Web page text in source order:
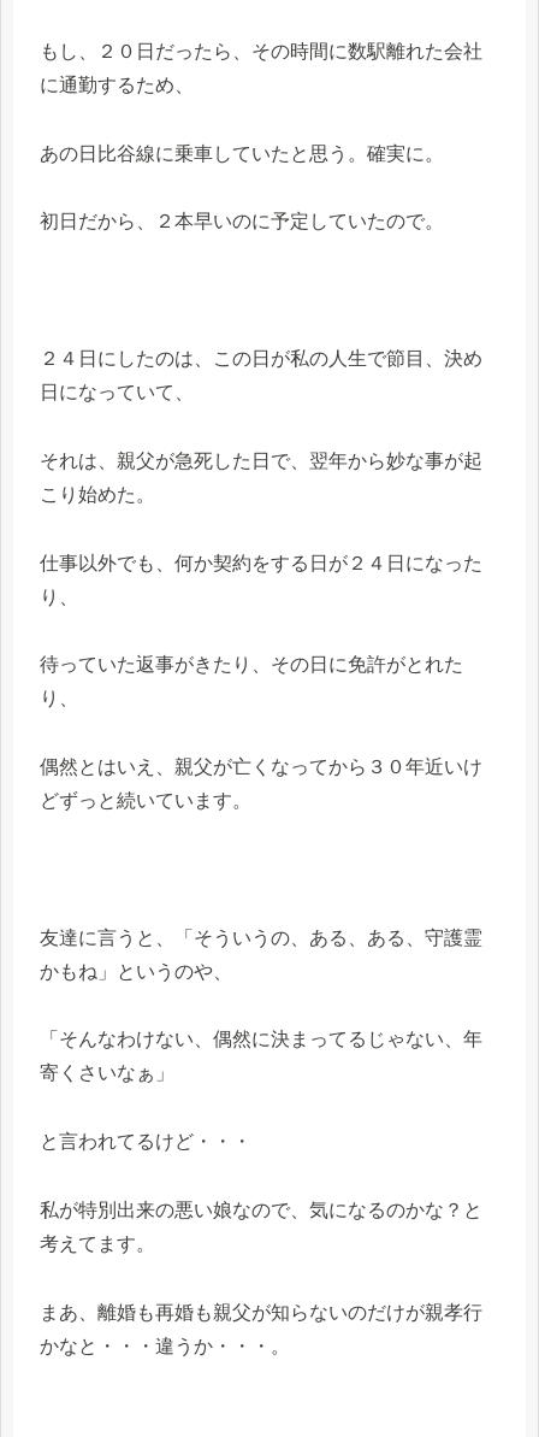
もし、２０日だったら、その時間に数駅離れた会社
に通勤するため、
あの日比谷線に乗車していたと思う。確実に。
初日だから、２本早いのに予定していたので。
２４日にしたのは、この日が私の人生で節目、決め
日になっていて、
それは、親父が急死した日で、翌年から妙な事が起
こり始めた。
仕事以外でも、何か契約をする日が２４日になった
り、
待っていた返事がきたり、その日に免許がとれた
り、
偶然とはいえ、親父が亡くなってから３０年近いけ
どずっと続いています。
友達に言うと、「そういうの、ある、ある、守護霊
かもね」というのや、
「そんなわけない、偶然に決まってるじゃない、年
寄くさいなぁ」
と言われてるけど・・・
私が特別出来の悪い娘なので、気になるのかな？と
考えてます。
まあ、離婚も再婚も親父が知らないのだけが親孝行
かなと・・・違うか・・・。